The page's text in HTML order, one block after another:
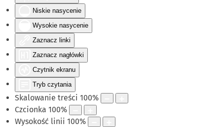
Niskie nasycenie
Wysokie nasycenie
Zaznacz linki
Zaznacz nagłówki
Czytnik ekranu
Tryb czytania
Skalowanie treści 100%
Czcionka 100%
Wysokość linii 100%